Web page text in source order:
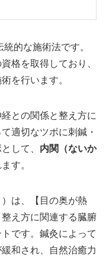
的な施術法です。
格を取得しており、
を行います。
との関係と整え方に
適切なツボに刺鍼・
して、 内関（ないか
す。
は、【目の奥が熱
え方に関連する臓腑
です。鍼灸によって
和され、自然治癒力